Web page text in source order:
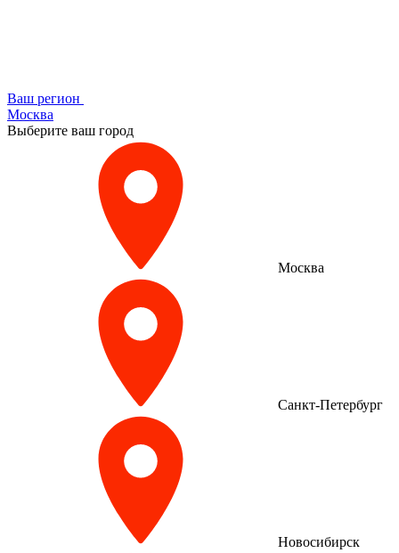
Ваш регион
Москва
Выберите ваш город
Москва
Санкт-Петербург
Новосибирск